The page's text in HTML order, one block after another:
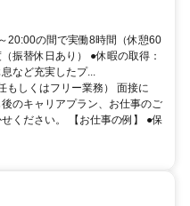
20:00の間で実働8時間（休憩60
振替休日あり） ●休暇の取得：
など充実したプ...
もしくはフリー業務） 面接に
のキャリアプラン、お仕事のご
ください。 【お仕事の例】 ●保